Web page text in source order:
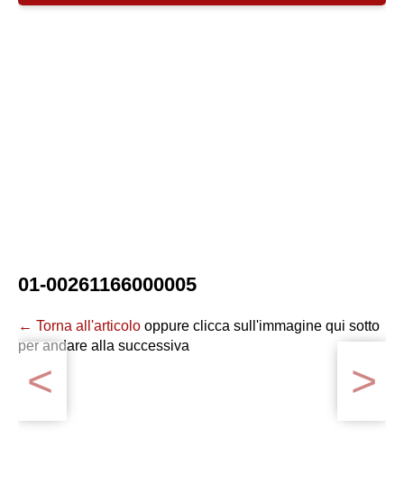
01-00261166000005
← Torna all'articolo oppure clicca sull'immagine qui sotto
per andare alla successiva
< >